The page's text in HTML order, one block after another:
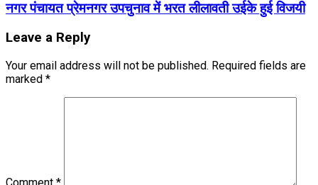
नगर पंचायत प्रेमनगर उपचुनाव में भरत लीलावती उईके हुई विजयी
Leave a Reply
Your email address will not be published. Required fields are
marked *